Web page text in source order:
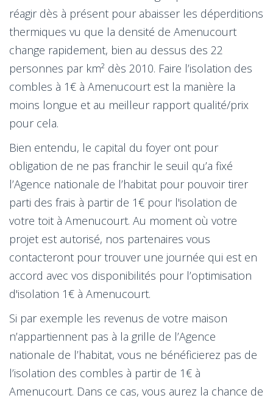
réagir dès à présent pour abaisser les déperditions
thermiques vu que la densité de Amenucourt
change rapidement, bien au dessus des 22
personnes par km² dès 2010. Faire l’isolation des
combles à 1€ à Amenucourt est la manière la
moins longue et au meilleur rapport qualité/prix
pour cela.
Bien entendu, le capital du foyer ont pour
obligation de ne pas franchir le seuil qu’a fixé
l’Agence nationale de l’habitat pour pouvoir tirer
parti des frais à partir de 1€ pour l'isolation de
votre toit à Amenucourt. Au moment où votre
projet est autorisé, nos partenaires vous
contacteront pour trouver une journée qui est en
accord avec vos disponibilités pour l’optimisation
d'isolation 1€ à Amenucourt.
Si par exemple les revenus de votre maison
n’appartiennent pas à la grille de l’Agence
nationale de l’habitat, vous ne bénéficierez pas de
l’isolation des combles à partir de 1€ à
Amenucourt. Dans ce cas, vous aurez la chance de